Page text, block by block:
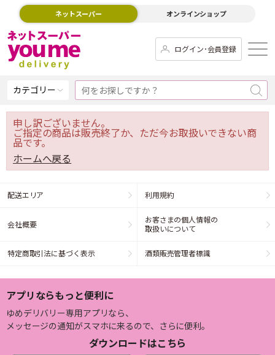
ネットスーパー オンラインショップ
ログイン･会員登録
カテゴリー
申し訳ございません。
ご指定の商品は販売終了か、ただ今お取扱いできない商
品です。
ホームへ戻る
配送エリア 利用規約
会社概要
お客さまの個人情報の
取扱いについて
特定商取引法に基づく表示 酒類販売管理者標識
アプリならもっと便利に
ゆめデリバリー専用アプリなら、
メッセージの通知がスマホに来るので、さらに便利。
ダウンロードはこちら